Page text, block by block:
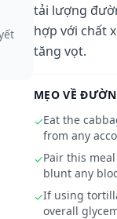
tải lượng
hợp với chất
tăng vọt.
MẸO VỀ
✓Eat the
from any
✓Pair this
blunt any
✓If using
overall